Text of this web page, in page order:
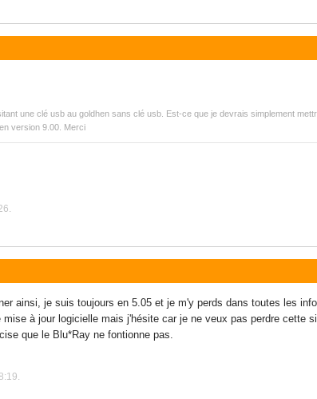
une clé usb au goldhen sans clé usb. Est-ce que je devrais simplement
version 9.00. Merci
ainsi, je suis toujours en 5.05 et je m'y perds dans toutes les
à jour logicielle mais j'hésite car je ne veux pas perdre cette
que le Blu*Ray ne fontionne pas.